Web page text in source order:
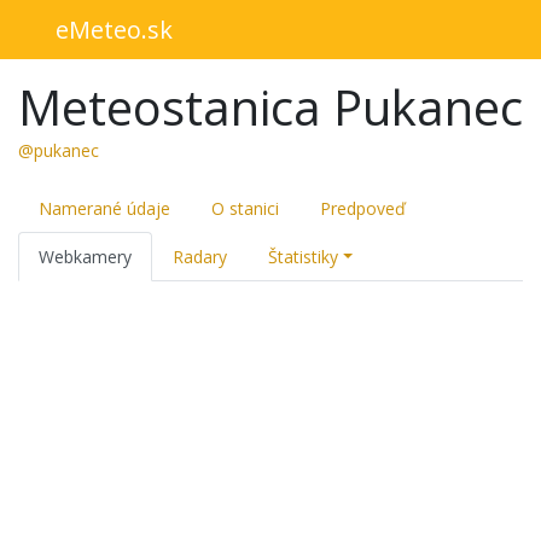
eMeteo.sk
Meteostanica Pukanec
@pukanec
Namerané údaje O stanici Predpoveď
Webkamery Radary Štatistiky